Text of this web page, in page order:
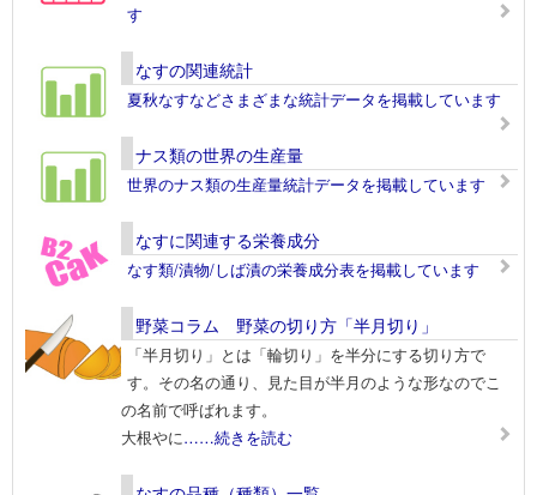
す
なすの関連統計
夏秋なすなどさまざまな統計データを掲載しています
ナス類の世界の生産量
世界のナス類の生産量統計データを掲載しています
なすに関連する栄養成分
なす類/漬物/しば漬の栄養成分表を掲載しています
野菜コラム 野菜の切り方「半月切り」
「半月切り」とは「輪切り」を半分にする切り方で
す。その名の通り、見た目が半月のような形なのでこ
の名前で呼ばれます。
大根やに……続きを読む